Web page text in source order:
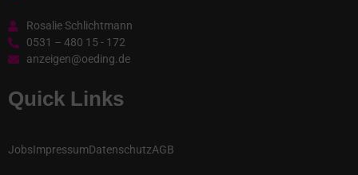
Rosalie Schlichtmann
0531 – 480 15 - 172
anzeigen@oeding.de
Quick Links
JobsImpressumDatenschutzAGB